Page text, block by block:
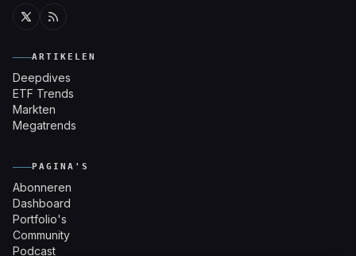
ARTIKELEN
Deepdives
ETF Trends
Markten
Megatrends
PAGINA'S
Abonneren
Dashboard
Portfolio's
Community
Podcast